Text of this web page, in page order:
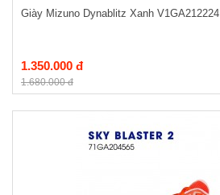
Giày Mizuno Dynablitz Xanh V1GA212224
1.350.000 đ
1.680.000 đ